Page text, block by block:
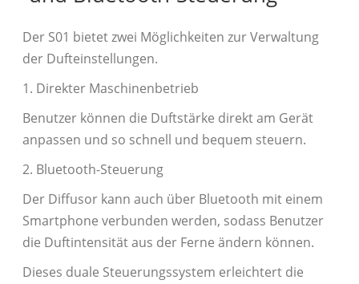
Der S01 bietet zwei Möglichkeiten zur Verwaltung
der Dufteinstellungen.
1. Direkter Maschinenbetrieb
Benutzer können die Duftstärke direkt am Gerät
anpassen und so schnell und bequem steuern.
2. Bluetooth-Steuerung
Der Diffusor kann auch über Bluetooth mit einem
Smartphone verbunden werden, sodass Benutzer
die Duftintensität aus der Ferne ändern können.
Dieses duale Steuerungssystem erleichtert die